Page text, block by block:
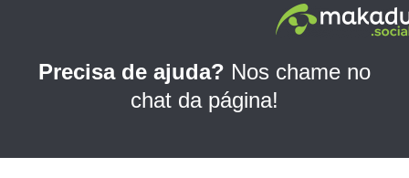
b
k
a
a
e
d
n
Precisa de ajuda? Nos chame no
chat da página!